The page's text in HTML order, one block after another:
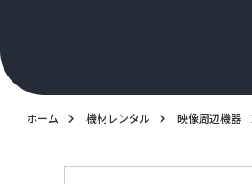
ホーム 機材レンタル 映像周辺機器